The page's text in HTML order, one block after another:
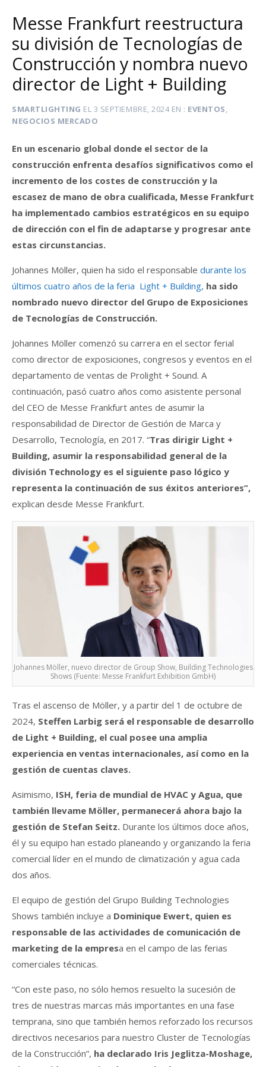
Messe Frankfurt reestructura
su división de Tecnologías de
Construcción y nombra nuevo
director de Light + Building
SMARTLIGHTING EL 3 SEPTIEMBRE, 2024EN EVENTOS,
NEGOCIOS MERCADO
En un escenario global donde el sector de la
construcción enfrenta desafíos significativos como el
incremento de los costes de construcción y la
escasez de mano de obra cualificada, Messe Frankfurt
ha implementado cambios estratégicos en su equipo
de dirección con el fin de adaptarse y progresar ante
estas circunstancias.
Johannes Möller, quien ha sido el responsable durante los
últimos cuatro años de la feria Light + Building, ha sido
nombrado nuevo director del Grupo de Exposiciones
de Tecnologías de Construcción.
Johannes Möller comenzó su carrera en el sector ferial
como director de exposiciones, congresos y eventos en el
departamento de ventas de Prolight + Sound. A
continuación, pasó cuatro años como asistente personal
del CEO de Messe Frankfurt antes de asumir la
responsabilidad de Director de Gestión de Marca y
Desarrollo, Tecnología, en 2017. “Tras dirigir Light +
Building, asumir la responsabilidad general de la
división Technology es el siguiente paso lógico y
representa la continuación de sus éxitos anteriores”,
explican desde Messe Frankfurt.
Johannes Möller, nuevo director de Group Show, Building Technologies
Shows (Fuente: Messe Frankfurt Exhibition GmbH)
Tras el ascenso de Möller, y a partir del 1 de octubre de
2024, Steffen Larbig será el responsable de desarrollo
de Light + Building, el cual posee una amplia
experiencia en ventas internacionales, así como en la
gestión de cuentas claves.
Asimismo, ISH, feria de mundial de HVAC y Agua, que
también llevame Möller, permanecerá ahora bajo la
gestión de Stefan Seitz. Durante los últimos doce años,
él y su equipo han estado planeando y organizando la feria
comercial líder en el mundo de climatización y agua cada
dos años.
El equipo de gestión del Grupo Building Technologies
Shows también incluye a Dominique Ewert, quien es
responsable de las actividades de comunicación de
marketing de la empresa en el campo de las ferias
comerciales técnicas.
“Con este paso, no sólo hemos resuelto la sucesión de
tres de nuestras marcas más importantes en una fase
temprana, sino que también hemos reforzado los recursos
directivos necesarios para nuestro Cluster de Tecnologías
de la Construcción”, ha declarado Iris Jeglitza-Moshage,